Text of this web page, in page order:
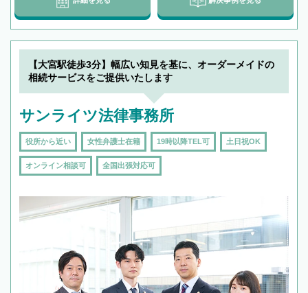
【大宮駅徒歩3分】幅広い知見を基に、オーダーメイドの
相続サービスをご提供いたします
サンライツ法律事務所
役所から近い 女性弁護士在籍 19時以降TEL可 土日祝OK
オンライン相談可 全国出張対応可